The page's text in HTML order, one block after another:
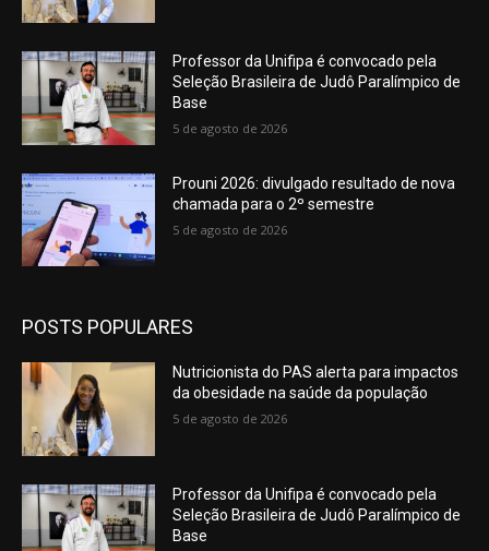
Professor da Unifipa é convocado pela
Seleção Brasileira de Judô Paralímpico de
Base
5 de agosto de 2026
Prouni 2026: divulgado resultado de nova
chamada para o 2º semestre
5 de agosto de 2026
POSTS POPULARES
Nutricionista do PAS alerta para impactos
da obesidade na saúde da população
5 de agosto de 2026
Professor da Unifipa é convocado pela
Seleção Brasileira de Judô Paralímpico de
Base